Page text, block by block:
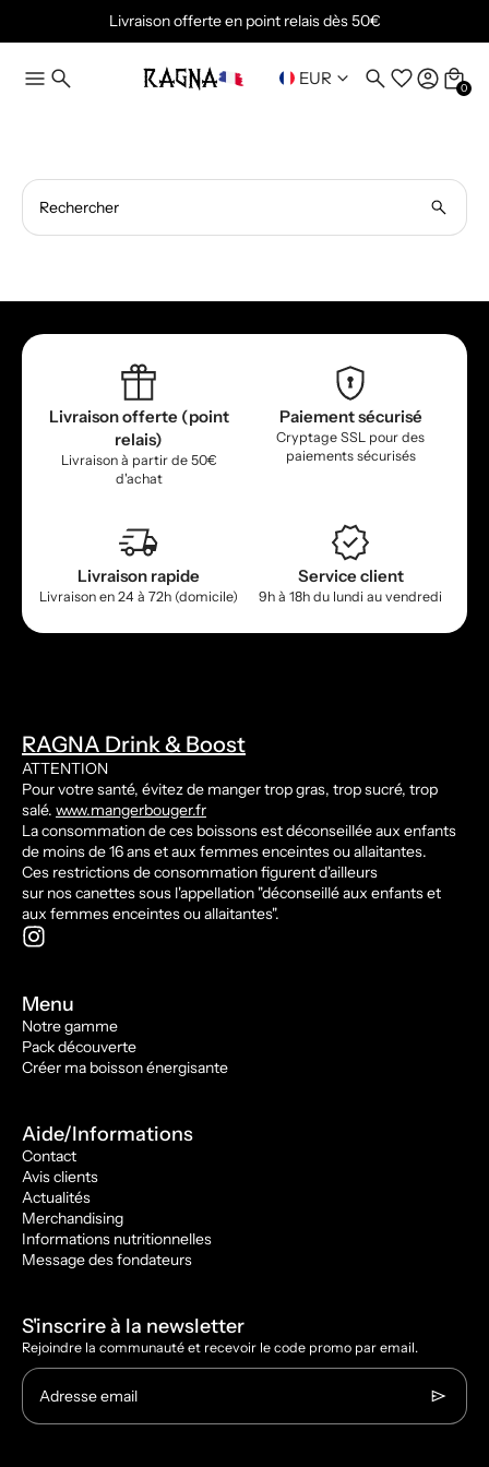
Livraison offerte en point relais dès 50€
EUR 0
Rechercher
Livraison offerte (point
relais)
Livraison à partir de 50€
d'achat
Paiement sécurisé
Cryptage SSL pour des
paiements sécurisés
Livraison rapide
Livraison en 24 à 72h (domicile)
Service client
9h à 18h du lundi au vendredi
RAGNA Drink & Boost
ATTENTION
Pour votre santé, évitez de manger trop gras, trop sucré, trop
salé. www.mangerbouger.fr
La consommation de ces boissons est déconseillée aux enfants
de moins de 16 ans et aux femmes enceintes ou allaitantes.
Ces restrictions de consommation figurent d'ailleurs
sur nos canettes sous l'appellation "déconseillé aux enfants et
aux femmes enceintes ou allaitantes".
Menu
Notre gamme
Pack découverte
Créer ma boisson énergisante
Aide/Informations
Contact
Avis clients
Actualités
Merchandising
Informations nutritionnelles
Message des fondateurs
S'inscrire à la newsletter
Rejoindre la communauté et recevoir le code promo par email.
Adresse email